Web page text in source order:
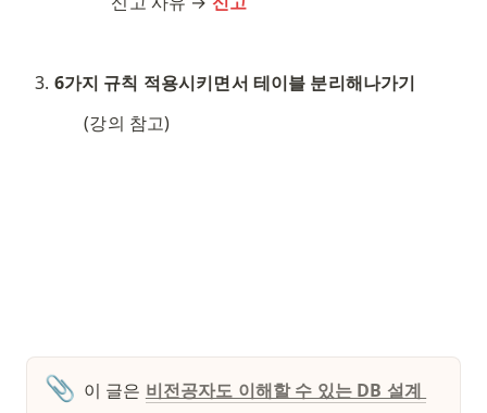
6가지 규칙 적용시키면서 테이블 분리해나가기
(강의 참고)
📎 이 글은 비전공자도 이해할 수 있는 DB 설계